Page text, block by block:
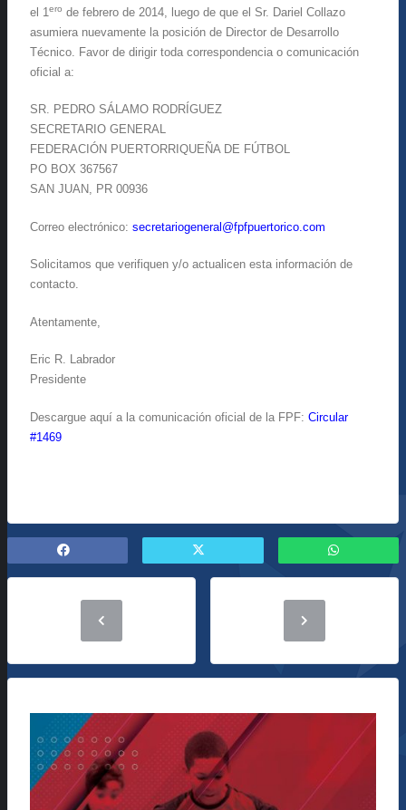
el 1ero de febrero de 2014, luego de que el Sr. Dariel Collazo
asumiera nuevamente la posición de Director de Desarrollo
Técnico. Favor de dirigir toda correspondencia o comunicación
oficial a:
SR. PEDRO SÁLAMO RODRÍGUEZ
SECRETARIO GENERAL
FEDERACIÓN PUERTORRIQUEÑA DE FÚTBOL
PO BOX 367567
SAN JUAN, PR 00936
Correo electrónico: secretariogeneral@fpfpuertorico.com
Solicitamos que verifiquen y/o actualicen esta información de
contacto.
Atentamente,
Eric R. Labrador
Presidente
Descargue aquí a la comunicación oficial de la FPF: Circular
#1469